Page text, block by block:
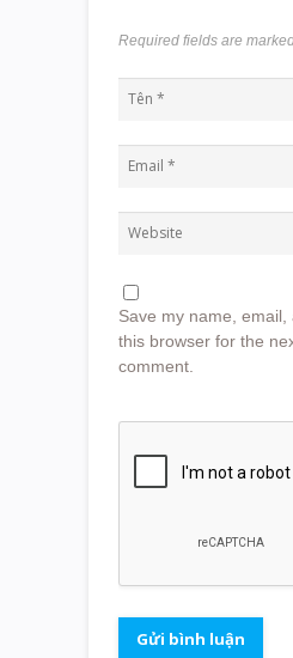
Required fields are
Save my name, email,
this browser for the
comment.